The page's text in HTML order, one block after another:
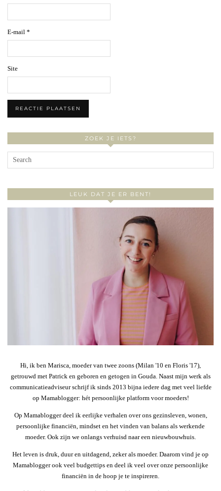
E-mail *
Site
ZOEK JE IETS?
LEUK DAT JE ER BENT!
Hi, ik ben Marisca, moeder van twee zoons (Milan '10 en Floris '17),
getrouwd met Patrick en geboren en getogen in Gouda. Naast mijn werk als
communicatieadviseur schrijf ik sinds 2013 bijna iedere dag met veel liefde
op Mamablogger: hét persoonlijke platform voor moeders!
Op Mamablogger deel ik eerlijke verhalen over ons gezinsleven, wonen,
persoonlijke financiën, mindset en het vinden van balans als werkende
moeder. Ook zijn we onlangs verhuisd naar een nieuwbouwhuis.
Het leven is druk, duur en uitdagend, zeker als moeder. Daarom vind je op
Mamablogger ook veel budgettips en deel ik veel over onze persoonlijke
financiën in de hoop je te inspireren.